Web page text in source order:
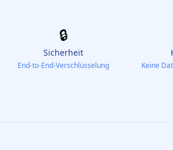
🔒
Sicherheit
End-to-End-Verschlüsselung Keine